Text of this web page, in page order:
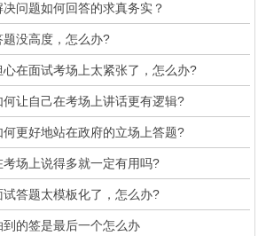
问题如何回答的求真务实？
没高度，怎么办?
在面试考场上太紧张了，怎么办?
让自己在考场上讲话更有逻辑?
更好地站在政府的立场上答题?
场上说得多就一定有用吗?
答题太模板化了，怎么办?
的签是最后一个怎么办